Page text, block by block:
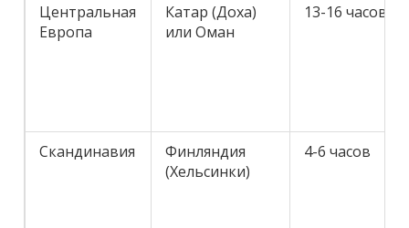
Центральная
Европа
Катар (Доха)
или Оман
13-16 часов
Скандинавия
Финляндия
(Хельсинки)
4-6 часов